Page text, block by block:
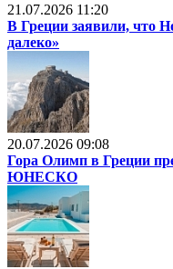
21.07.2026 11:20
В Греции заявили, что
далеко»
20.07.2026 09:08
Гора Олимп в Греции
ЮНЕСКО